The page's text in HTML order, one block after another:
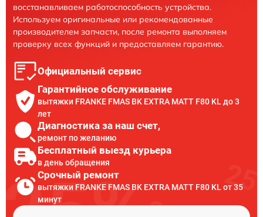
восстанавливаем работоспособность устройства.
Используем оригинальные или рекомендованные
производителем запчасти, после ремонта выполняем
проверку всех функций и предоставляем гарантию.
Официальный сервис
Гарантийное обслуживание
вытяжки FRANKE FMAS BK EXTRA MATT F80 KL до 3
лет
Диагностика за наш счет,
ремонт по желанию
Бесплатный выезд курьера
в день обращения
Срочный ремонт
вытяжки FRANKE FMAS BK EXTRA MATT F80 KL от 35
минут